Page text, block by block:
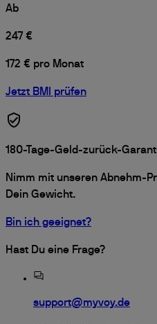
Ab
247 €
172 € pro Monat
Jetzt BMI prüfen
180-Tage-Geld-zurück-
Nimm mit unseren Abnehm-
Dein Gewicht.
Bin ich geeignet?
Hast Du eine Frage?
support@myvoy.de